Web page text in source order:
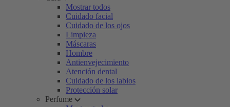
Mostrar todos
Cuidado facial
Cuidado de los ojos
Limpieza
Máscaras
Hombre
Antienvejecimiento
Atención dental
Cuidado de los labios
Protección solar
Perfume